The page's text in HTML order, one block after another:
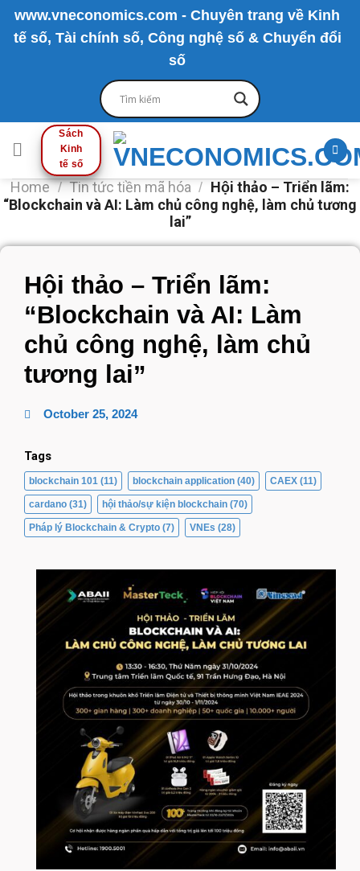
content
www.vneconomics.com - Chuyên trang về Kinh
tế số, Tài chính số, Công nghệ số & Chuyển đổi
số
Sách
Kinh
tế số
Home / Tin tức tiền mã hóa / Hội thảo – Triển lãm:
“Blockchain và AI: Làm chủ công nghệ, làm chủ tương
lai”
Hội thảo – Triển lãm:
“Blockchain và AI: Làm
chủ công nghệ, làm chủ
tương lai”
October 25, 2024
Tags
blockchain 101 (11) blockchain application (40) CAEX (11)
cardano (31) hội thảo/sự kiện blockchain (70)
Pháp lý Blockchain & Crypto (7) VNEs (28)